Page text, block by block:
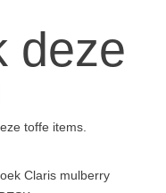
deze
toffe items.